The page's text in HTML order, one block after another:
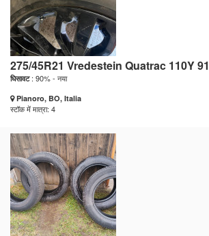
275/45R21 Vredestein Quatrac 110Y 91
घिसावट: 90% - नया
Pianoro, BO, Italia
स्टॉक में मात्रा: 4